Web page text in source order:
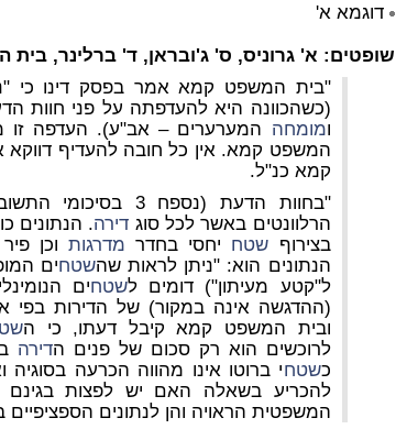
דוגמא א'
שופטים: א' גרוניס, ס' ג'ובראן, ד' ברלינר, בית
"בית המשפט קמא אמר בפסק דינו כי
(כשהכוונה היא להעדפתה על פני חוות
ומומחה המערערים – אב"ע). העדפה זו
המשפט קמא. אין כל חובה להעדיף
קמא כנ"ל.
"בחוות הדעת (נספח
הרלוונטים באשר לכל סוג דירה. הנתונים
בצירוף שטח יחסי בחדר מדרגותוכן פיר
הנתונים הוא: "ניתן לראות שהשטחים
ל"קטע מעיתון") דומים לשטחים
(ההדגשה אינה במקור) של הדירות בפי
ובית המשפט קמא קיבל דעתו, כי ה
לרוכשים הוא רק סכום של פנים הדירה
כשטחי ברוטו אינו מהווה הכרעה
להכריע בשאלה האם יש לפצות בגינם
המשפטית הראויה והן לנתונים הספציפיים